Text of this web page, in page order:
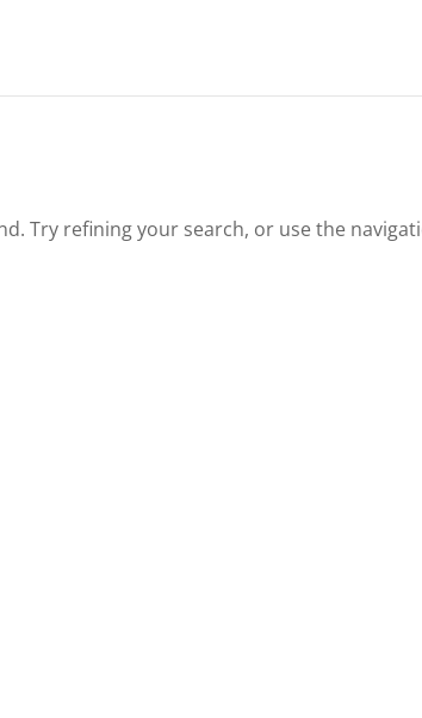
Try refining your search, or use the